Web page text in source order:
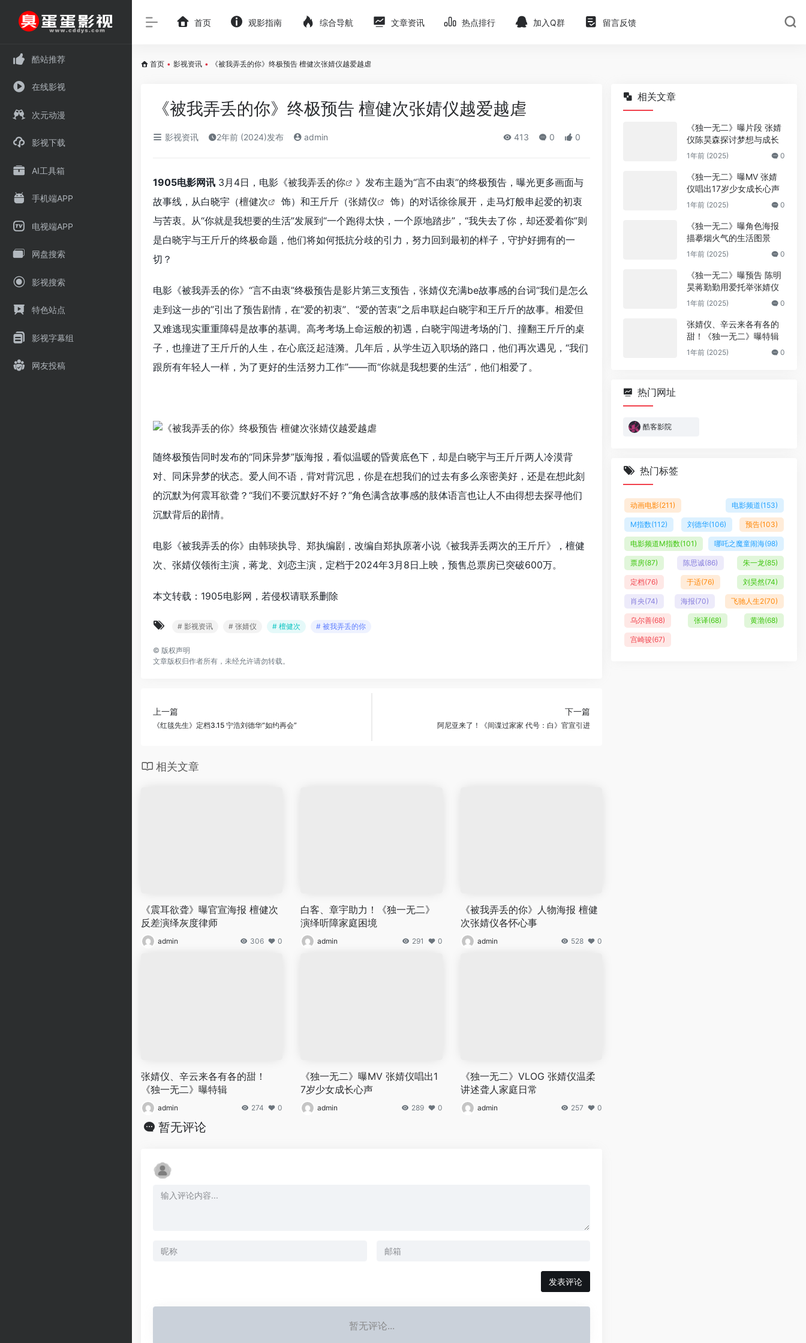
酷站推荐
在线影视
次元动漫
影视下载
AI工具箱
手机端APP
电视端APP
网盘搜索
影视搜索
特色站点
影视字幕组
网友投稿
首页 观影指南 综合导航 文章资讯 热点排行 加入Q群 留言反馈
首页 • 影视资讯 • 《被我弄丢的你》终极预告 檀健次张婧仪越爱越虐
《被我弄丢的你》终极预告 檀健次张婧仪越爱越虐
影视资讯 2年前 (2024)发布 admin 413 0 0
1905电影网讯 3月4日，电影《被我弄丢的你
》发布主题为“言不由衷”的终极预告，曝光更多画面与
故事线，从白晓宇（檀健次 饰）和王斤斤（张婧仪
饰）的对话徐徐展开，走马灯般串起爱的初衷
与苦衷。从“你就是我想要的生活”发展到“一个跑得太快，一个原地踏步”，“我失去了你，却还爱着你”则
是白晓宇与王斤斤的终极命题，他们将如何抵抗分歧的引力，努力回到最初的样子，守护好拥有的一
切？
电影《被我弄丢的你》“言不由衷”终极预告是影片第三支预告，张婧仪充满be故事感的台词“我们是怎么
走到这一步的”引出了预告剧情，在“爱的初衷”、“爱的苦衷”之后串联起白晓宇和王斤斤的故事。相爱但
又难逃现实重重障碍是故事的基调。高考考场上命运般的初遇，白晓宇闯进考场的门、撞翻王斤斤的桌
子，也撞进了王斤斤的人生，在心底泛起涟漪。几年后，从学生迈入职场的路口，他们再次遇见，“我们
跟所有年轻人一样，为了更好的生活努力工作”——而“你就是我想要的生活”，他们相爱了。
随终极预告同时发布的“同床异梦”版海报，看似温暖的昏黄底色下，却是白晓宇与王斤斤两人冷漠背
对、同床异梦的状态。爱人间不语，背对背沉思，你是在想我们的过去有多么亲密美好，还是在想此刻
的沉默为何震耳欲聋？“我们不要沉默好不好？”角色满含故事感的肢体语言也让人不由得想去探寻他们
沉默背后的剧情。
电影《被我弄丢的你》由韩琰执导、郑执编剧，改编自郑执原著小说《被我弄丢两次的王斤斤》，檀健
次、张婧仪领衔主演，蒋龙、刘恋主演，定档于2024年3月8日上映，预售总票房已突破600万。
本文转载：1905电影网，若侵权请联系删除
# 影视资讯 # 张婧仪 # 檀健次 # 被我弄丢的你
© 版权声明
文章版权归作者所有，未经允许请勿转载。
上一篇
《红毯先生》定档3.15 宁浩刘德华“如约再会”
下一篇
阿尼亚来了！《间谍过家家 代号：白》官宣引进
相关文章
《震耳欲聋》曝官宣海报 檀健次
反差演绎灰度律师
admin 306 0
白客、章宇助力！《独一无二》
演绎听障家庭困境
admin 291 0
《被我弄丢的你》人物海报 檀健
次张婧仪各怀心事
admin 528 0
张婧仪、辛云来各有各的甜！
《独一无二》曝特辑
admin 274 0
《独一无二》曝MV 张婧仪唱出1
7岁少女成长心声
admin 289 0
《独一无二》VLOG 张婧仪温柔
讲述聋人家庭日常
admin 257 0
暂无评论
发表评论
暂无评论...
相关文章
《独一无二》曝片段 张婧
仪陈昊森探讨梦想与成长
1年前 (2025) 0
《独一无二》曝MV 张婧
仪唱出17岁少女成长心声
1年前 (2025) 0
《独一无二》曝角色海报
描摹烟火气的生活图景
1年前 (2025) 0
《独一无二》曝预告 陈明
昊蒋勤勤用爱托举张婧仪
1年前 (2025) 0
张婧仪、辛云来各有各的
甜！《独一无二》曝特辑
1年前 (2025) 0
热门网址
酷客影院
热门标签
动画电影(211) 电影频道(153)
M指数(112) 刘德华(106) 预告(103)
电影频道M指数(101) 哪吒之魔童闹海(98)
票房(87) 陈思诚(86) 朱一龙(85)
定档(76) 于适(76) 刘昊然(74)
肖央(74) 海报(70) 飞驰人生2(70)
乌尔善(68) 张译(68) 黄渤(68)
宫崎骏(67)